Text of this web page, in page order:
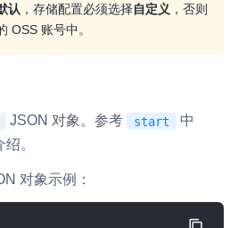
认 ，存储配置必须选择自定义 ，否则
OSS 账号中。
JSON 对象。参考 start 中
绍。
对象示例：